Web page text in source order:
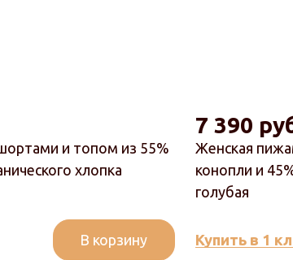
и топом из 55%
хлопка
В корзину
Женская
конопли и
голубая
7 390
Купить в 1